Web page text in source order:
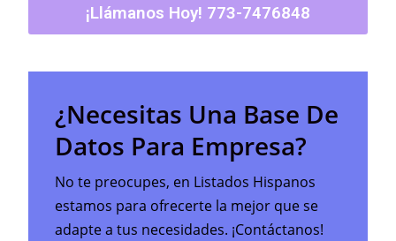
¡Llámanos Hoy! 773-7476848
¿Necesitas Una Base De
Datos Para Empresa?
No te preocupes, en Listados Hispanos
estamos para ofrecerte la mejor que se
adapte a tus necesidades. ¡Contáctanos!